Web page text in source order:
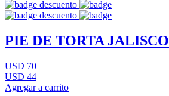
PIE DE TORTA JALISCO
USD 70
USD 44
Agregar a carrito